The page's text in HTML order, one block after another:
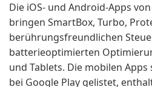
Die iOS- und Android-Apps
bringen SmartBox, Turbo,
berührungsfreundlichen
batterieoptimierten
und Tablets. Die mobilen
bei Google Play gelistet,